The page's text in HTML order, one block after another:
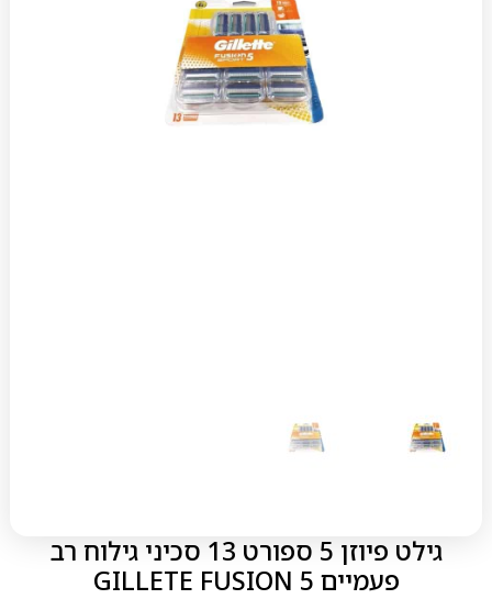
גילט פיוזן 5 ספורט 13 סכיני גילוח רב
פעמיים GILLETE FUSION 5